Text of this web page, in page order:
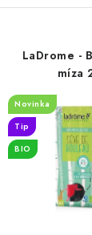
LaDrome -
míza
Novinka
Tip
BIO